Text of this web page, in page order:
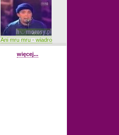
Ani mru mru - wiadro
więcej...